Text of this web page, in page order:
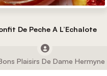
De Peche A L’Echalote
Plaisirs De Dame Hermyne